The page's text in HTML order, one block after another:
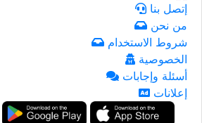
إتصل بنا
من نحن
شروط الاستخدام
الخصوصية
أسئلة وإجابات
إعلانات